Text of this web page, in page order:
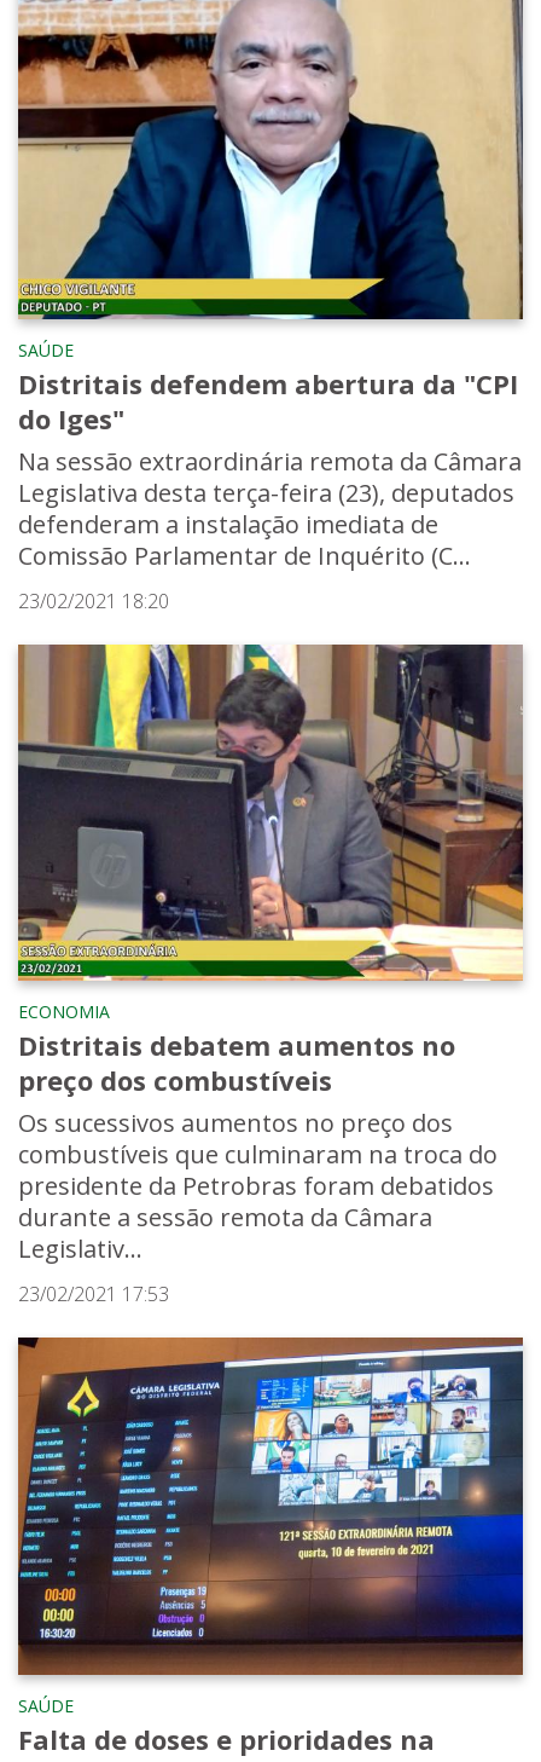
SAÚDE
Distritais defendem abertura da "CPI
do Iges"
Na sessão extraordinária remota da Câmara
Legislativa desta terça-feira (23), deputados
defenderam a instalação imediata de
Comissão Parlamentar de Inquérito (C...
23/02/2021 18:20
ECONOMIA
Distritais debatem aumentos no
preço dos combustíveis
Os sucessivos aumentos no preço dos
combustíveis que culminaram na troca do
presidente da Petrobras foram debatidos
durante a sessão remota da Câmara
Legislativ...
23/02/2021 17:53
SAÚDE
Falta de doses e prioridades na